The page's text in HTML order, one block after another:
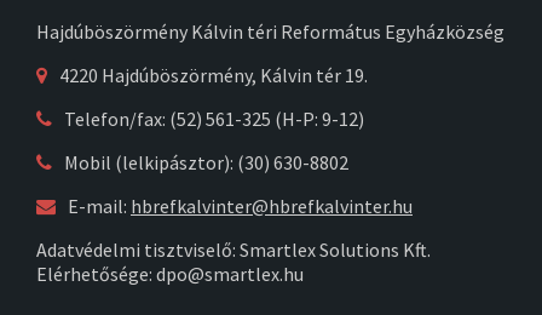
Hajdúböszörmény Kálvin téri Református Egyházközség
4220 Hajdúböszörmény, Kálvin tér 19.
Telefon/fax: (52) 561-325 (H-P: 9-12)
Mobil (lelkipásztor): (30) 630-8802
E-mail: hbrefkalvinter@hbrefkalvinter.hu
Adatvédelmi tisztviselő: Smartlex Solutions Kft.
Elérhetősége: dpo@smartlex.hu